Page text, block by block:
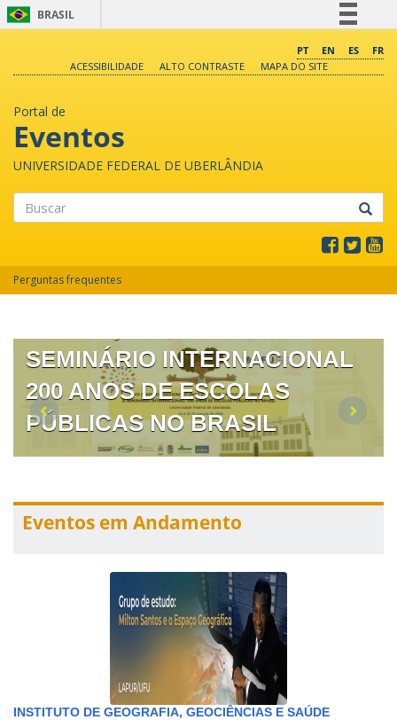
BRASIL
Comunica BR
PT EN ES
FR
ACESSIBILIDADE
ALTO CONTRASTE MAPA DO SITE
Portal de
Eventos
UNIVERSIDADE FEDERAL DE UBERLÂNDIA
Perguntas frequentes
XVII SEMINÁRIO NACIONAL O
UNO E O DIVERSO NA
SEMINÁRIO INTERNACIONAL
200 ANOS DE ESCOLAS
PÚBLICAS NO BRASIL
Eventos em Andamento
INSTITUTO DE GEOGRAFIA, GEOCIÊNCIAS E SAÚDE